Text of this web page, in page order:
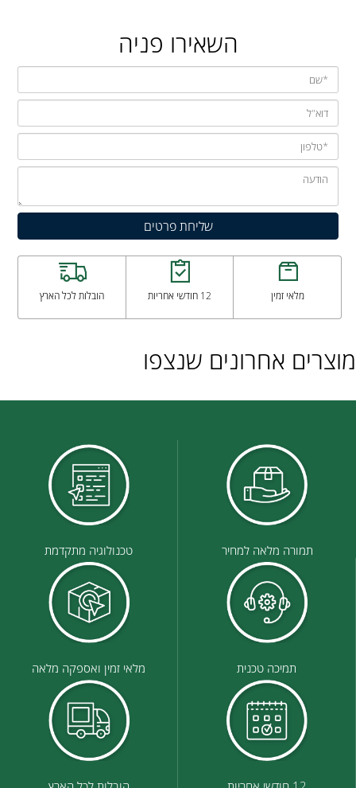
השאירו פניה
מלאי זמין 12 חודשי אחריות הובלות לכל הארץ
מוצרים אחרונים שנצפו
תמורה מלאה למחיר טכנולוגיה מתקדמת
תמיכה טכנית מלאי זמין ואספקה מלאה